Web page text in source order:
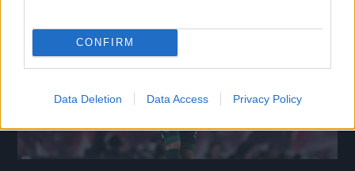
CONFIRM
Data Deletion Data Access Privacy Policy